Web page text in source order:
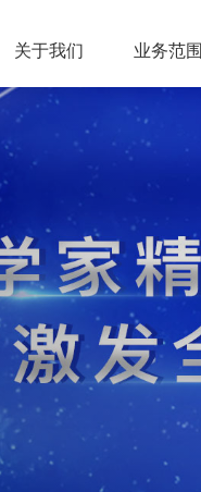
关于我们 业务范围